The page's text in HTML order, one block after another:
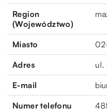
Region
(Województwo)
Miasto
Adres ul.
E-mail
Numer telefonu